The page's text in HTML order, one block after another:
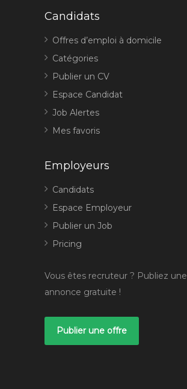
Candidats
Offres d’emploi à domicile
Catégories
Publier un CV
Espace Candidat
Job Alertes
Mes favoris
Employeurs
Candidats
Espace Employeur
Publier un Job
Pricing
Vous êtes recruteur ? Publiez une
annonce gratuite !
Publier une offre